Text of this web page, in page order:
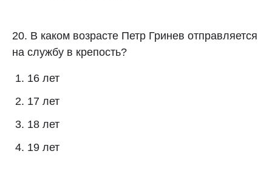
20. В каком возрасте Петр Гринев отправляется
на службу в крепость?
16 лет
17 лет
18 лет
19 лет